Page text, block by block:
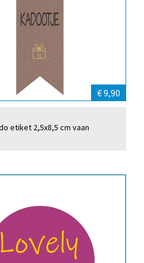
€ 9,90
etiket 2,5x8,5 cm vaan